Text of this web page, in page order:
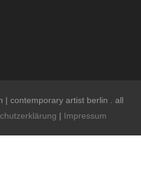
| contemporary artist berlin . all
| Impressum